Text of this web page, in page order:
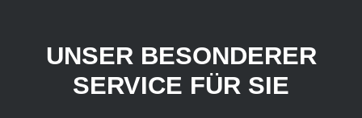
UNSER BESONDERER
SERVICE FÜR SIE